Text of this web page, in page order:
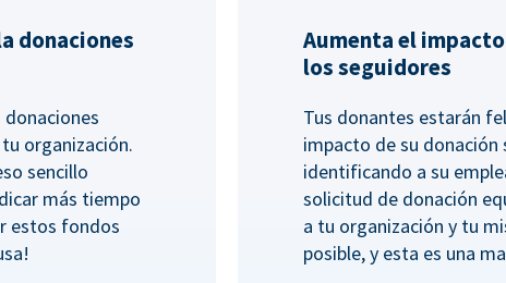
donaciones
organización.
sencillo
más tiempo
estos fondos
Aumenta el
los seguidores
Tus donantes estarán
impacto de su
identificando a su
solicitud de donación
a tu organización y tu
posible, y esta es una